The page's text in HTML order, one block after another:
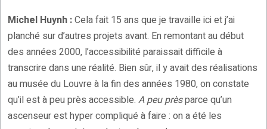
Michel Huynh :Cela fait 15 ans que je travaille ici et j’ai
planché sur d’autres projets avant. En remontant au début
des années 2000, l’accessibilité paraissait difficile à
transcrire dans une réalité. Bien sûr, il y avait des réalisations
au musée du Louvre à la fin des années 1980, on constate
qu’il est à peu près accessible. A peu prèsparce qu’un
ascenseur est hyper compliqué à faire : on a été les